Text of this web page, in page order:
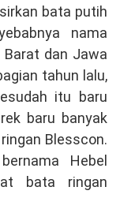
bata putih
nama
dan Jawa
tahun lalu,
itu baru
baru banyak
Blesscon.
Hebel
bata ringan